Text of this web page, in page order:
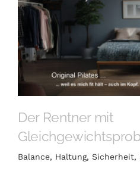
Der Rentner mit
Balance, Haltung, Sicherheit,